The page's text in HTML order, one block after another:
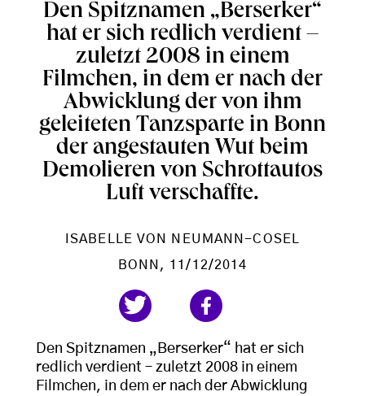
Den Spitznamen „Berserker“
hat er sich redlich verdient –
zuletzt 2008 in einem
Filmchen, in dem er nach der
Abwicklung der von ihm
geleiteten Tanzsparte in Bonn
der angestauten Wut beim
Demolieren von Schrottautos
Luft verschaffte.
ISABELLE VON NEUMANN-COSEL
BONN , 11/12/2014
Den Spitznamen „Berserker“ hat er sich
redlich verdient – zuletzt 2008 in einem
Filmchen, in dem er nach der Abwicklung